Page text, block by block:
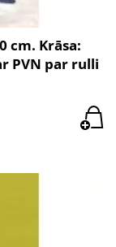
cm. Krāsa:
PVN par rulli